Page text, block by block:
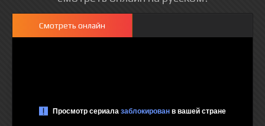
Смотреть онлайн